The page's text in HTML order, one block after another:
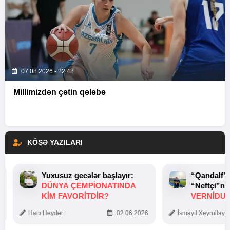
07.08.2026 - 22:48
Millimizdən çətin qələbə
KÖŞƏ YAZILARI
Yuxusuz gecələr başlayır:
DÜNYA ÇEMPIONATINDA
KIM FAVORITDIR?
Hacı Heydər 02.06.2026 İsmayıl